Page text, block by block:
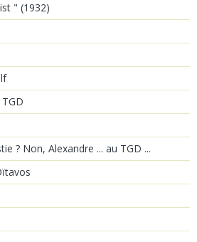
" (1932)
? Non, Alexandre ... au TGD ...